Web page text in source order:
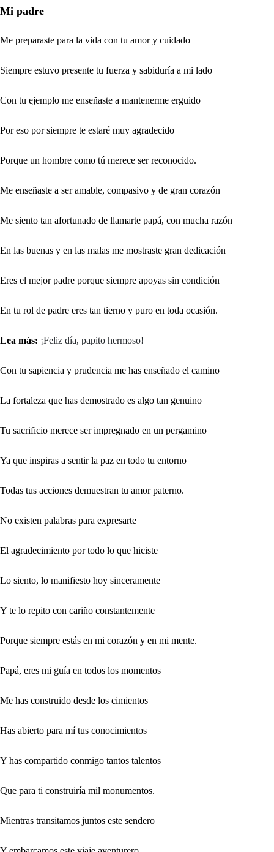
Mi padre
Me preparaste para la vida con tu amor y cuidado
Siempre estuvo presente tu fuerza y sabiduría a mi lado
Con tu ejemplo me enseñaste a mantenerme erguido
Por eso por siempre te estaré muy agradecido
Porque un hombre como tú merece ser reconocido.
Me enseñaste a ser amable, compasivo y de gran corazón
Me siento tan afortunado de llamarte papá, con mucha razón
En las buenas y en las malas me mostraste gran dedicación
Eres el mejor padre porque siempre apoyas sin condición
En tu rol de padre eres tan tierno y puro en toda ocasión.
Lea más: ¡Feliz día, papito hermoso!
Con tu sapiencia y prudencia me has enseñado el camino
La fortaleza que has demostrado es algo tan genuino
Tu sacrificio merece ser impregnado en un pergamino
Ya que inspiras a sentir la paz en todo tu entorno
Todas tus acciones demuestran tu amor paterno.
No existen palabras para expresarte
El agradecimiento por todo lo que hiciste
Lo siento, lo manifiesto hoy sinceramente
Y te lo repito con cariño constantemente
Porque siempre estás en mi corazón y en mi mente.
Papá, eres mi guía en todos los momentos
Me has construido desde los cimientos
Has abierto para mí tus conocimientos
Y has compartido conmigo tantos talentos
Que para ti construiría mil monumentos.
Mientras transitamos juntos este sendero